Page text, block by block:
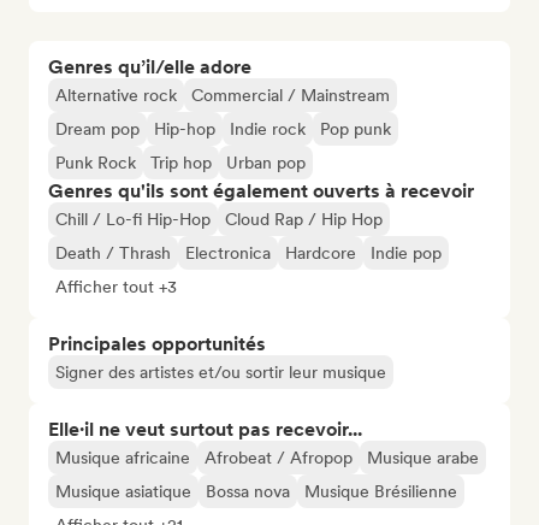
Genres qu’il/elle adore
Alternative rock
Commercial / Mainstream
Dream pop
Hip-hop Indie rock
Pop punk
Punk Rock
Trip hop Urban pop
Genres qu'ils sont également ouverts à recevoir
Chill / Lo-fi Hip-Hop
Cloud Rap / Hip Hop
Death / Thrash
Electronica Hardcore
Indie pop
Afficher tout +3
Principales opportunités
Signer des artistes et/ou sortir leur musique
Elle·il ne veut surtout pas recevoir...
Musique africaine Afrobeat / Afropop
Musique arabe
Musique asiatique
Bossa nova
Musique Brésilienne